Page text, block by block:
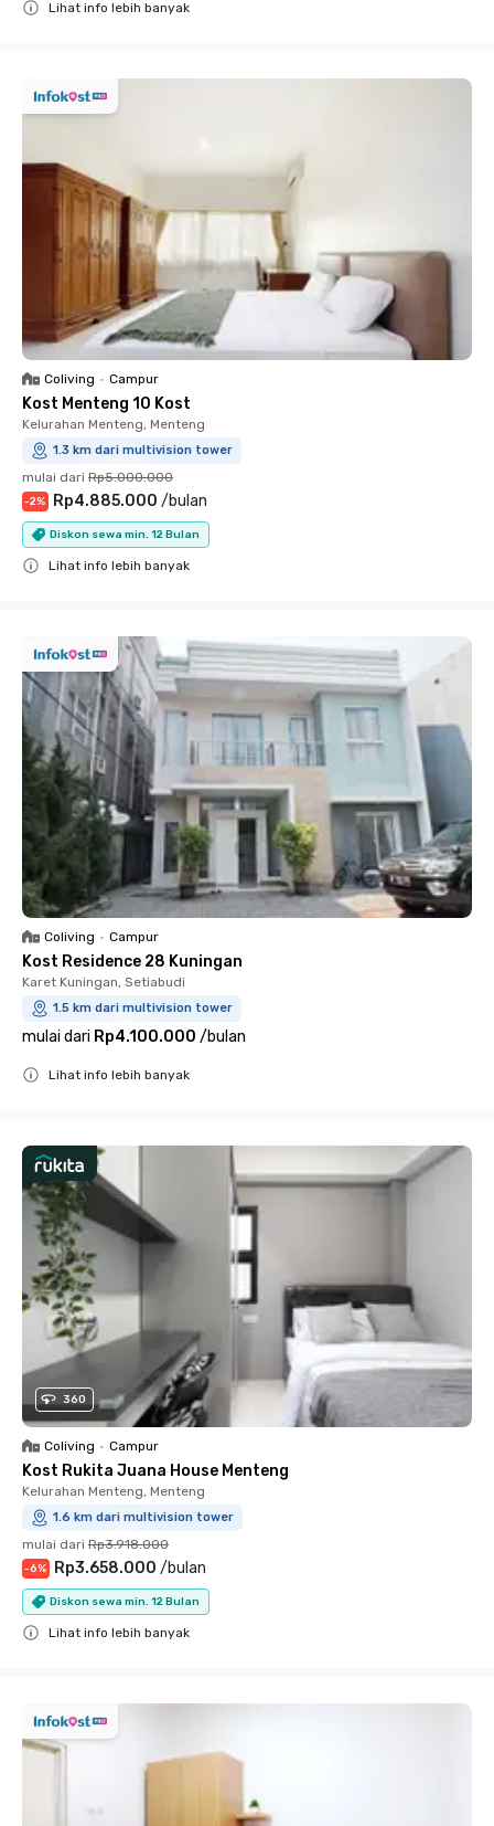
Lihat info lebih banyak
Coliving • Campur
Kost Menteng 10 Kost
Kelurahan Menteng, Menteng
1.3 km dari multivision tower
mulai dari Rp5.000.000
-2% Rp4.885.000 /bulan
Diskon sewa min. 12 Bulan
Lihat info lebih banyak
Coliving • Campur
Kost Residence 28 Kuningan
Karet Kuningan, Setiabudi
1.5 km dari multivision tower
mulai dari Rp4.100.000 /bulan
Lihat info lebih banyak
360
Coliving • Campur
Kost Rukita Juana House Menteng
Kelurahan Menteng, Menteng
1.6 km dari multivision tower
mulai dari Rp3.918.000
-6% Rp3.658.000 /bulan
Diskon sewa min. 12 Bulan
Lihat info lebih banyak